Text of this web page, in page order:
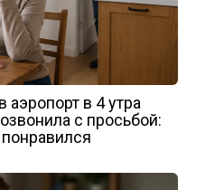
аэропорт в 4 утра
с просьбой: